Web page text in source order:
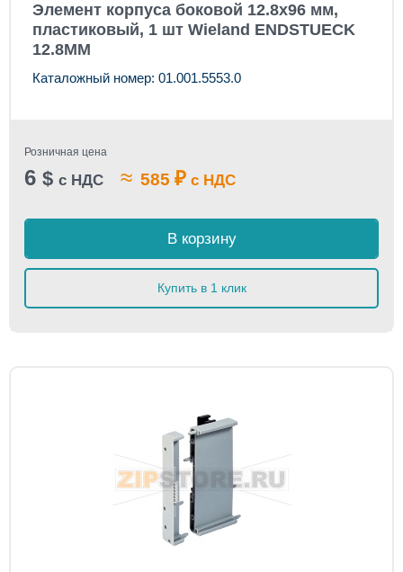
Элемент корпуса боковой 12.8x96 мм,
пластиковый, 1 шт Wieland ENDSTUECK
12.8MM
Каталожный номер: 01.001.5553.0
Розничная цена
6 $ с НДС ≈ 585 ₽ с НДС
В корзину
Купить в 1 клик